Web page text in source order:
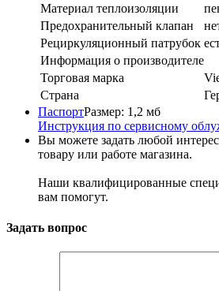
Материал теплоизоляции
Предохранительный клапан
Рециркуляционный патрубок
Информация о производителе
Торговая марка
Страна
ПаспортРазмер: 1,2 мб
Инструкция по сервисному
Вы можете задать любой
товару или работе магазина.
Наши квалифицированные
вам помогут.
Задать вопрос